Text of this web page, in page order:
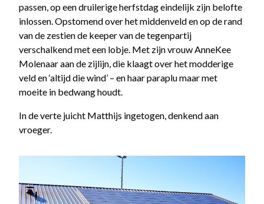
passen, op een druilerige herfstdag eindelijk zijn belofte
inlossen. Opstomend over het middenveld en op de rand
van de zestien de keeper van de tegenpartij
verschalkend met een lobje. Met zijn vrouw AnneKee
Molenaar aan de zijlijn, die klaagt over het modderige
veld en ‘altijd die wind’ – en haar paraplu maar met
moeite in bedwang houdt.
In de verte juicht Matthijs ingetogen, denkend aan
vroeger.